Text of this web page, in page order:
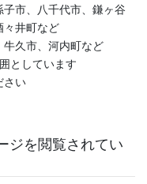
子市、八千代市、鎌ヶ谷
々井町など
牛久市、河内町など
としています
さい
ジを閲覧されてい